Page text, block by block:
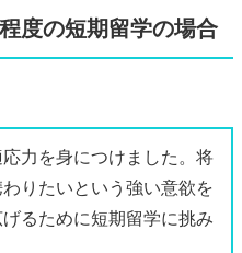
度の短期留学の場合
力を身につけました。将
りたいという強い意欲を
るために短期留学に挑み